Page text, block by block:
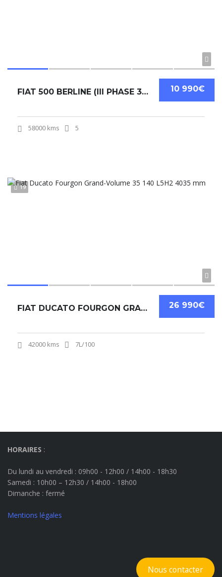
10 990€
FIAT 500 BERLINE (III PHASE 3) CABRIOLET LOUNGE 70CV
58000 kms 5
19
26 990€
FIAT DUCATO FOURGON GRAND-VOLUME 35 140 L5H2 4035 MM
42000 kms 7L/100
HORAIRES :
Du lundi au vendredi : 09h00 - 12h00 / 14h00 - 18h30
Samedi : 10h00 – 12h30 / 14h00 - 18h00
Dimanche : fermé
Mentions légales
Nous contacter